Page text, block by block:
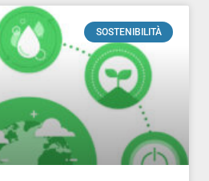
SOSTENIBILITÀ